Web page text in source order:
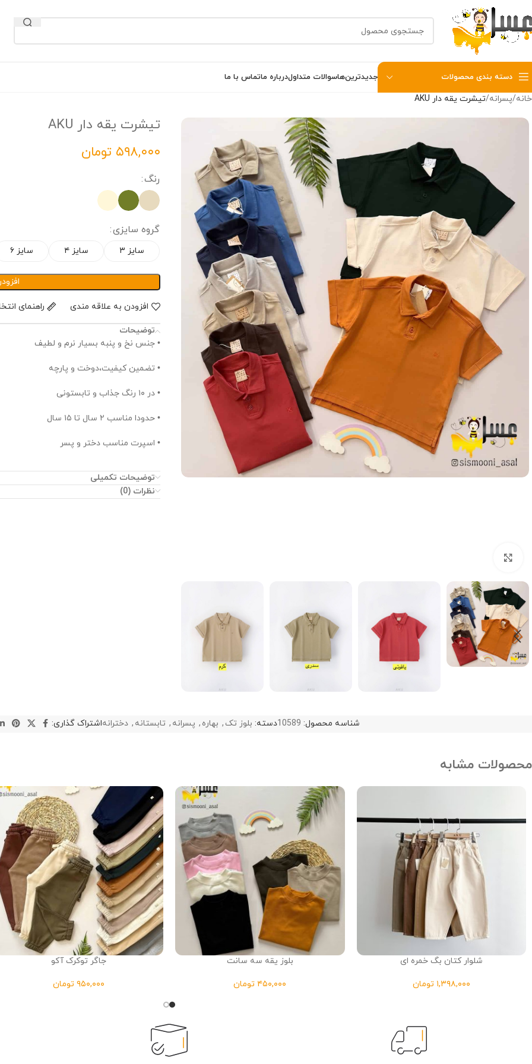
دسته بندی محصولات جدیدترین‌هاسوالات متداولدرباره ماتماس با ما
خانه پسرانه تیشرت یقه دار AKU
تیشرت یقه دار AKU
تومان
رنگ
گروه سایزی
سایز ۳ سایز ۴ سایز ۶
افزودن به علاقه مندی راهنمای
توضیحات
• جنس نخ و پنبه بسیار نرم و لطیف
• تضمین کیفیت،دوخت و پارچه
• در ۱۰ رنگ جذاب و تابستونی
• حدودا مناسب ۲ سال تا ۱۵ سال
• اسپرت مناسب دختر و پسر
توضیحات تکمیلی
نظرات (0)
شناسه محصول: 10589دسته: بلوز تک , بهاره , پسرانه , تابستانه , دخترانهاشتراک گذاری:
محصولات مشابه
شلوار کتان بگ خمره ای
تومان
بلوز یقه سه سانت
تومان
جاگر توکرک آکو
تومان